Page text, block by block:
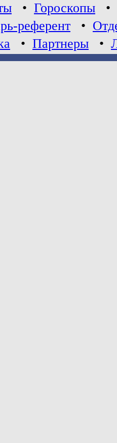
• Гороскопы •
референт •
• Партнеры •